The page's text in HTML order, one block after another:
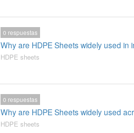
Why are HDPE Sheets widely used in
0 respuestas
HDPE sheets
Why are HDPE Sheets widely used
0 respuestas
HDPE sheets